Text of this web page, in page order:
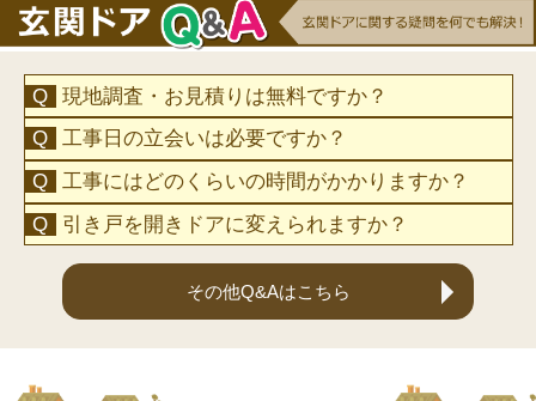
現地調査・お見積りは無料ですか？
工事日の立会いは必要ですか？
工事にはどのくらいの時間がかかりますか？
引き戸を開きドアに変えられますか？
その他Q&Aはこちら